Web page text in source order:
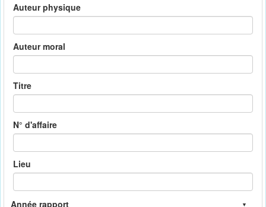
Auteur physique
Auteur moral
Titre
N° d'affaire
Lieu